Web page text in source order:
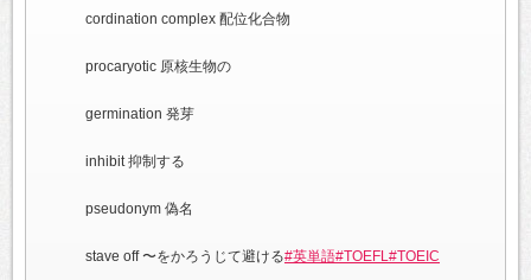
cordination complex 配位化合物
procaryotic 原核生物の
germination 発芽
inhibit 抑制する
pseudonym 偽名
stave off 〜をかろうじて避ける#英単語#TOEFL#TOEIC